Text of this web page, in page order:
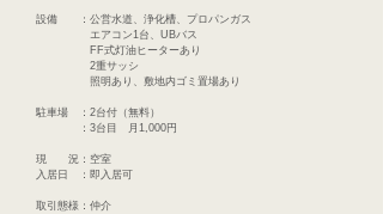
設備 ：公営水道、浄化槽、プロパンガス
エアコン1台​、UBバス
FF式灯油ヒーターあり
​ 2重サッシ
照明あり、敷地内ゴミ置場あり
​駐車場 ：2台付（無料）
：3台目 月1,000円
現 況：空室
入居日 ：即入居可
取引態様：仲介